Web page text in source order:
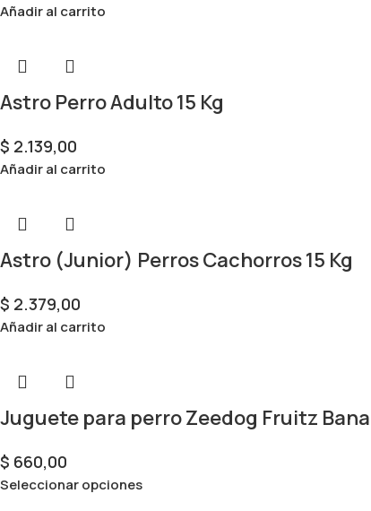
Añadir al carrito
Astro Perro Adulto 15 Kg
$ 2.139,00
Añadir al carrito
Astro (Junior) Perros Cachorros 15 Kg
$ 2.379,00
Añadir al carrito
Juguete para perro Zeedog Fruitz
$ 660,00
Seleccionar opciones